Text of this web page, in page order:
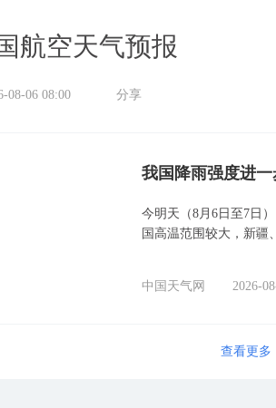
航空天气预报
08-06 08:00 分享
我国降雨强度进
今明天（8月6日至7日
国高温范围较大，新疆
中国天气网 2026-
查看更多